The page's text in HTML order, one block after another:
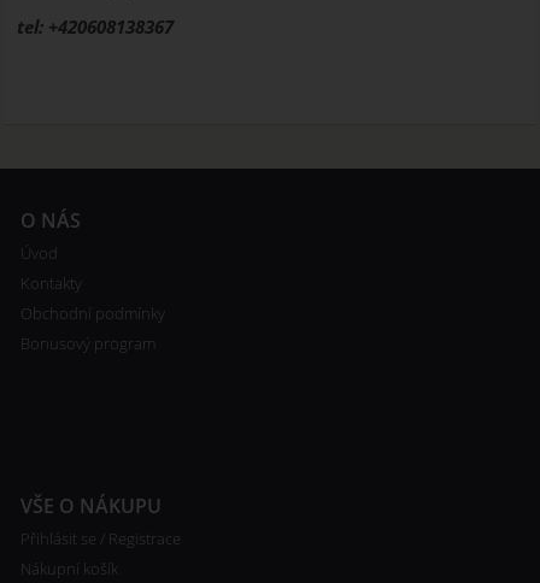
tel: +420608138367
O NÁS
Úvod
Kontakty
Obchodní podmínky
Bonusový program
VŠE O NÁKUPU
Přihlásit se / Registrace
Nákupní košík